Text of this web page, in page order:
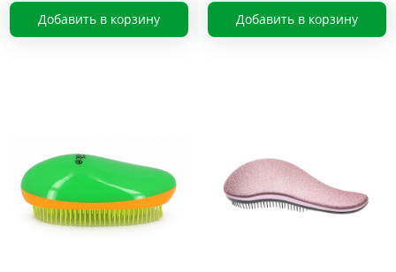
Добавить в корзину Добавить в корзину